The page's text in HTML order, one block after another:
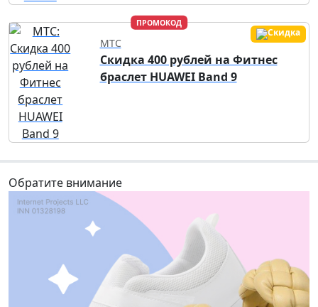
ПРОМОКОД
МТС
Скидка 400 рублей на Фитнес
браслет HUAWEI Band 9
Обратите внимание